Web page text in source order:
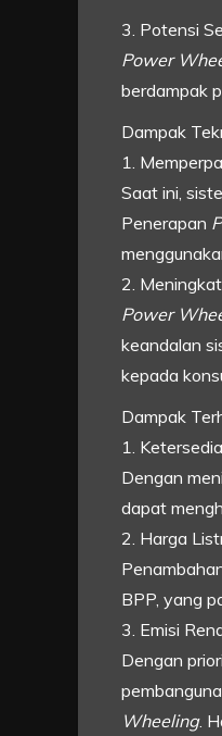
3. Potensi
Power
berdampak
Dampak
1.
Saat ini,
Penerapan
2.
Power
keandalan
kepada
Dampak
1.
Dengan
dapat
2. Harga
BPP, yang
3. Emisi
Dengan
Wheeling.